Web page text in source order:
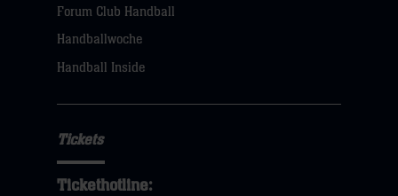
Forum Club Handball
Handballwoche
Handball Inside
Tickets
Tickethotline: